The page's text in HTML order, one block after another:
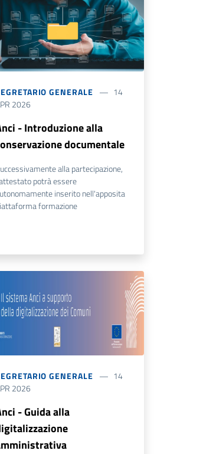
GENERALE
14
2026
- Introduzione alla
documentale
alla partecipazione,
potrà essere
inserito nell'apposita
formazione
GENERALE
14
2026
- Guida alla